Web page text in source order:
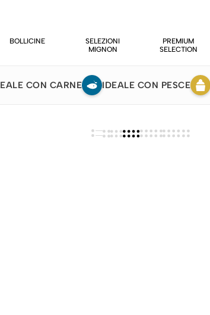
BOLLICINE
SELEZIONI
MIGNON
PREMIUM
SELECTION
CON CARNE IDEALE CON PESCE